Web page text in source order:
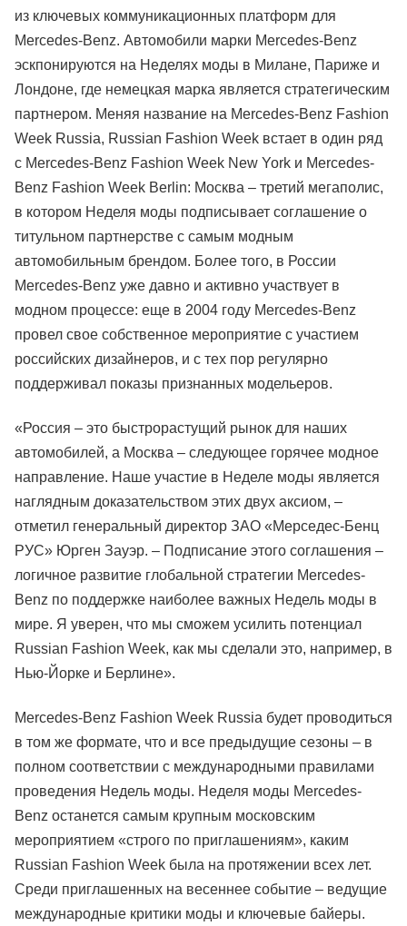
из ключевых коммуникационных платформ для
Mercedes-Benz. Автомобили марки Mercedes-Benz
эскпонируются на Неделях моды в Милане, Париже и
Лондоне, где немецкая марка является стратегическим
партнером. Меняя название на Mercedes-Benz Fashion
Week Russia, Russian Fashion Week встает в один ряд
с Mercedes-Benz Fashion Week New York и Mercedes-
Benz Fashion Week Berlin: Москва – третий мегаполис,
в котором Неделя моды подписывает соглашение о
титульном партнерстве с самым модным
автомобильным брендом. Более того, в России
Mercedes-Benz уже давно и активно участвует в
модном процессе: еще в 2004 году Mercedes-Benz
провел свое собственное мероприятие с участием
российских дизайнеров, и с тех пор регулярно
поддерживал показы признанных модельеров.
«Россия – это быстрорастущий рынок для наших
автомобилей, а Москва – следующее горячее модное
направление. Наше участие в Неделе моды является
наглядным доказательством этих двух аксиом, –
отметил генеральный директор ЗАО «Мерседес-Бенц
РУС» Юрген Зауэр. – Подписание этого соглашения –
логичное развитие глобальной стратегии Mercedes-
Benz по поддержке наиболее важных Недель моды в
мире. Я уверен, что мы сможем усилить потенциал
Russian Fashion Week, как мы сделали это, например, в
Нью-Йорке и Берлине».
Mercedes-Benz Fashion Week Russia будет проводиться
в том же формате, что и все предыдущие сезоны – в
полном соответствии с международными правилами
проведения Недель моды. Неделя моды Mercedes-
Benz останется самым крупным московским
мероприятием «строго по приглашениям», каким
Russian Fashion Week была на протяжении всех лет.
Среди приглашенных на весеннее событие – ведущие
международные критики моды и ключевые байеры.